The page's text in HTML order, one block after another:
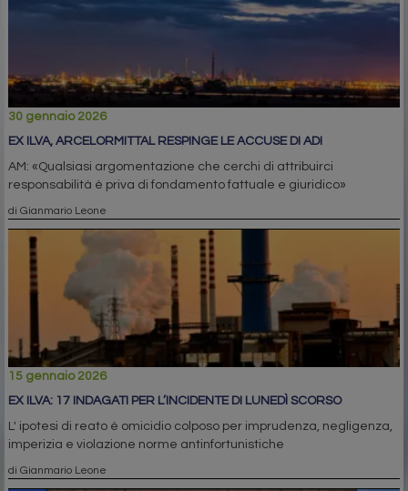
30 gennaio 2026
EX ILVA, ARCELORMITTAL RESPINGE LE ACCUSE DI ADI
AM: «Qualsiasi argomentazione che cerchi di attribuirci
responsabilità è priva di fondamento fattuale e giuridico»
di Gianmario Leone
15 gennaio 2026
EX ILVA: 17 INDAGATI PER L’INCIDENTE DI LUNEDÌ SCORSO
L' ipotesi di reato è omicidio colposo per imprudenza, negligenza,
imperizia e violazione norme antinfortunistiche
di Gianmario Leone